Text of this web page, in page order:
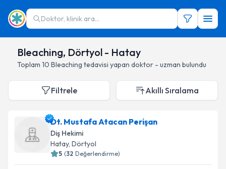
Doktor, klinik ara...
Bleaching, Dörtyol - Hatay
Toplam 10 Bleaching tedavisi yapan doktor - uzman bulundu
Filtrele Akıllı Sıralama
Dt. Mustafa Atacan Perişan
Diş Hekimi
Hatay, Dörtyol
5 (32 Değerlendirme)